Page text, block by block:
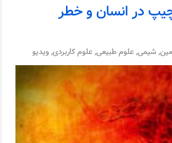
در انسان و خطر
, شیمی,علوم طبیعی,علوم کاربردی,ویدیو